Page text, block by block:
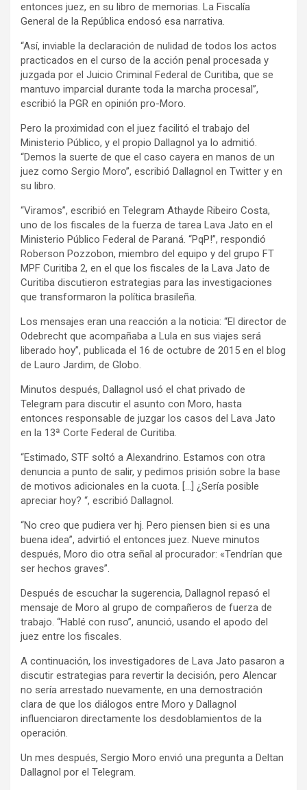
entonces juez, en su libro de memorias. La Fiscalía
General de la República endosó esa narrativa.
“Así, inviable la declaración de nulidad de todos los actos
practicados en el curso de la acción penal procesada y
juzgada por el Juicio Criminal Federal de Curitiba, que se
mantuvo imparcial durante toda la marcha procesal”,
escribió la PGR en opinión pro-Moro.
Pero la proximidad con el juez facilitó el trabajo del
Ministerio Público, y el propio Dallagnol ya lo admitió.
“Demos la suerte de que el caso cayera en manos de un
juez como Sergio Moro”, escribió Dallagnol en Twitter y en
su libro.
“Viramos”, escribió en Telegram Athayde Ribeiro Costa,
uno de los fiscales de la fuerza de tarea Lava Jato en el
Ministerio Público Federal de Paraná. “PqP!”, respondió
Roberson Pozzobon, miembro del equipo y del grupo FT
MPF Curitiba 2, en el que los fiscales de la Lava Jato de
Curitiba discutieron estrategias para las investigaciones
que transformaron la política brasileña.
Los mensajes eran una reacción a la noticia: “El director de
Odebrecht que acompañaba a Lula en sus viajes será
liberado hoy”, publicada el 16 de octubre de 2015 en el blog
de Lauro Jardim, de Globo.
Minutos después, Dallagnol usó el chat privado de
Telegram para discutir el asunto con Moro, hasta
entonces responsable de juzgar los casos del Lava Jato
en la 13ª Corte Federal de Curitiba.
“Estimado, STF soltó a Alexandrino. Estamos con otra
denuncia a punto de salir, y pedimos prisión sobre la base
de motivos adicionales en la cuota. […] ¿Sería posible
apreciar hoy? “, escribió Dallagnol.
“No creo que pudiera ver hj. Pero piensen bien si es una
buena idea”, advirtió el entonces juez. Nueve minutos
después, Moro dio otra señal al procurador: «Tendrían que
ser hechos graves”.
Después de escuchar la sugerencia, Dallagnol repasó el
mensaje de Moro al grupo de compañeros de fuerza de
trabajo. “Hablé con ruso”, anunció, usando el apodo del
juez entre los fiscales.
A continuación, los investigadores de Lava Jato pasaron a
discutir estrategias para revertir la decisión, pero Alencar
no sería arrestado nuevamente, en una demostración
clara de que los diálogos entre Moro y Dallagnol
influenciaron directamente los desdoblamientos de la
operación.
Un mes después, Sergio Moro envió una pregunta a Deltan
Dallagnol por el Telegram.